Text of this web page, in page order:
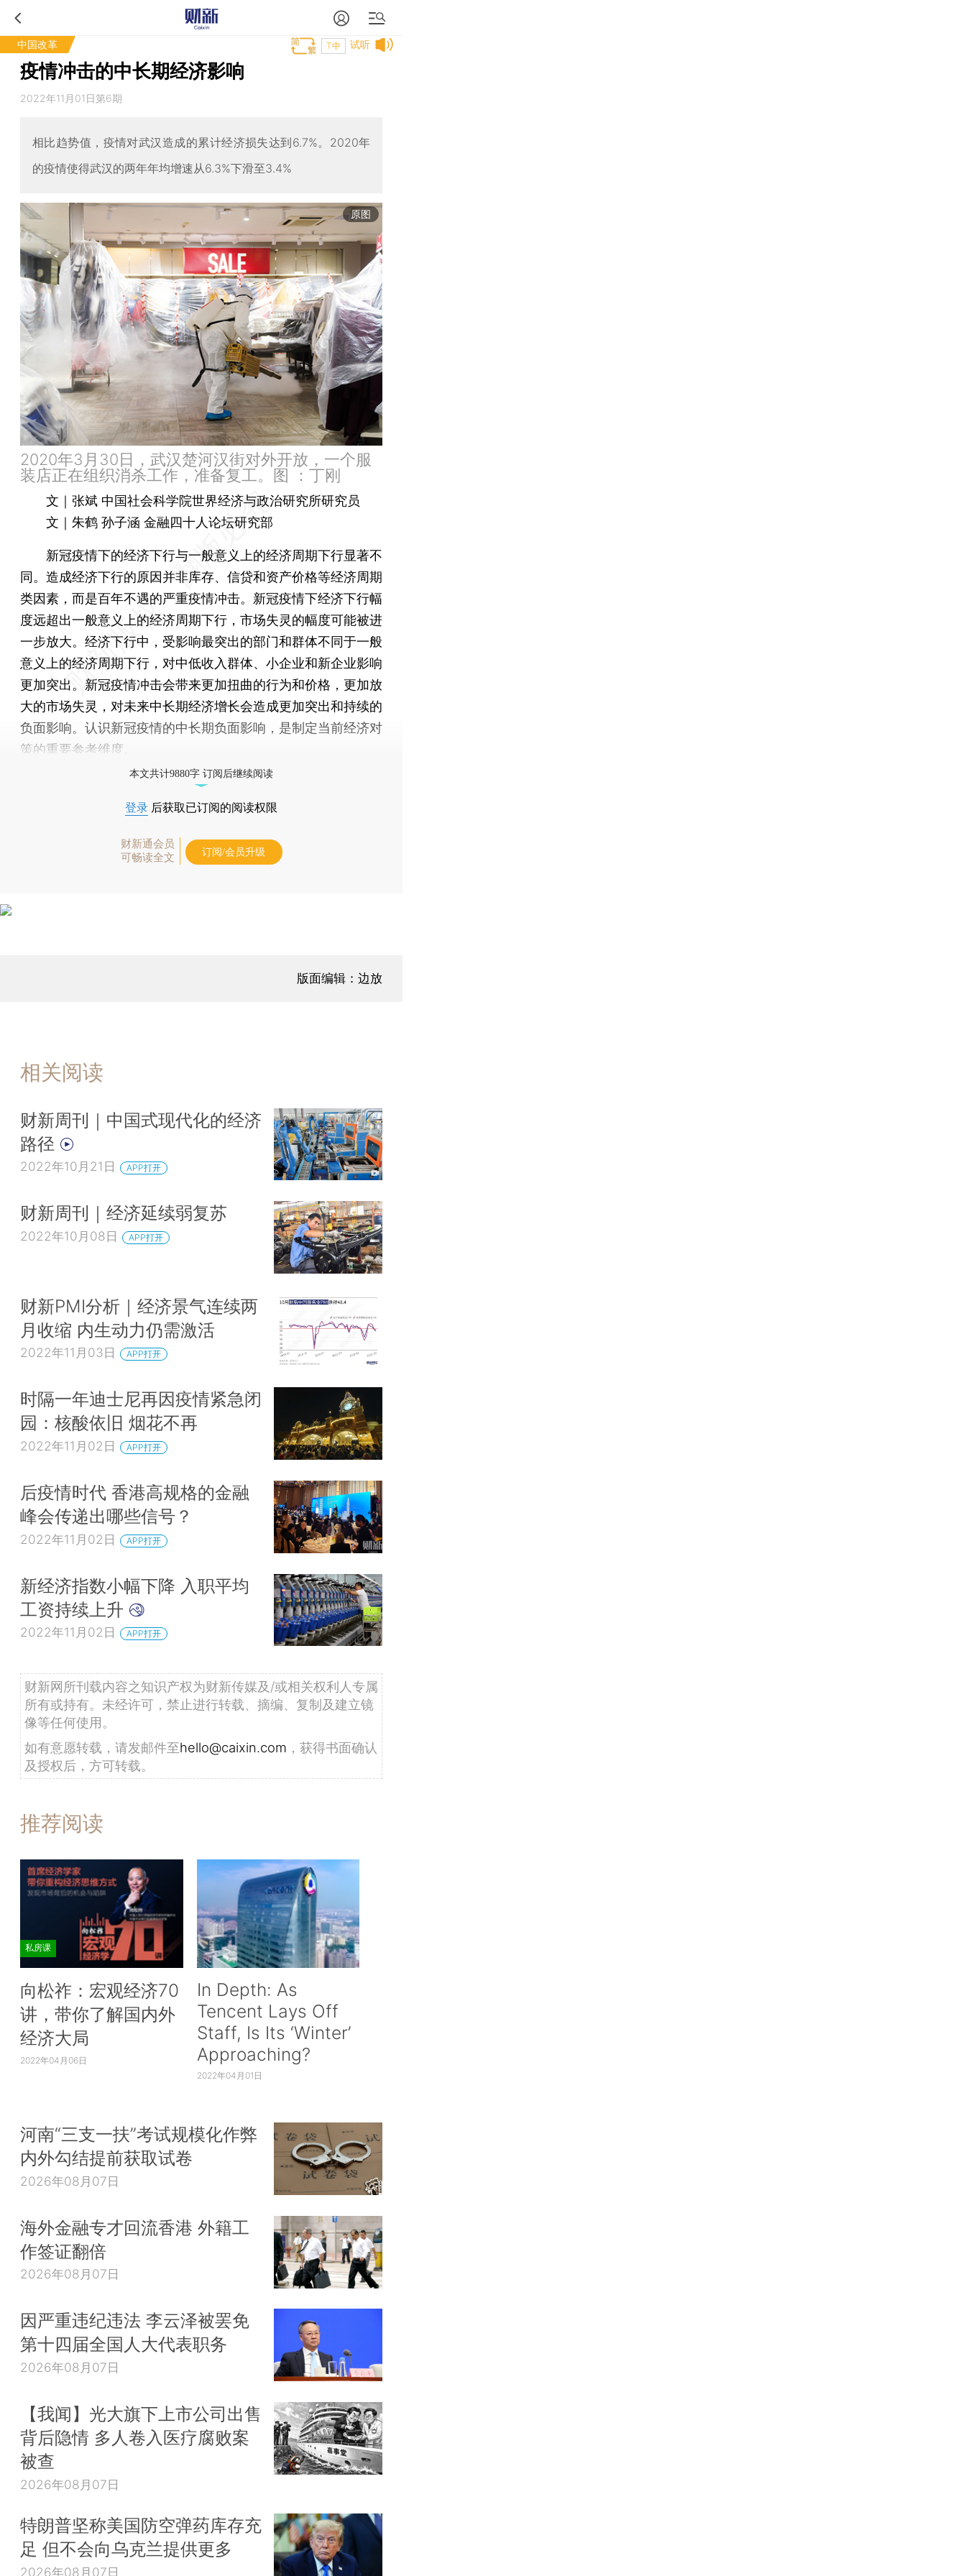
中国改革 试听
T中
疫情冲击的中长期经济影响
2022年11月01日第6期
相比趋势值，疫情对武汉造成的累计经济损失达到6.7%。2020年
的疫情使得武汉的两年年均增速从6.3%下滑至3.4%
原图
2020年3月30日，武汉楚河汉街对外开放，一个服
装店正在组织消杀工作，准备复工。图 ：丁刚
文｜张斌 中国社会科学院世界经济与政治研究所研究员
文｜朱鹤 孙子涵 金融四十人论坛研究部
新冠疫情下的经济下行与一般意义上的经济周期下行显著不
同。造成经济下行的原因并非库存、信贷和资产价格等经济周期
类因素，而是百年不遇的严重疫情冲击。新冠疫情下经济下行幅
度远超出一般意义上的经济周期下行，市场失灵的幅度可能被进
一步放大。经济下行中，受影响最突出的部门和群体不同于一般
意义上的经济周期下行，对中低收入群体、小企业和新企业影响
更加突出。新冠疫情冲击会带来更加扭曲的行为和价格，更加放
大的市场失灵，对未来中长期经济增长会造成更加突出和持续的
负面影响。认识新冠疫情的中长期负面影响，是制定当前经济对
策的重要参考维度。
本文共计9880字 订阅后继续阅读
登录 后获取已订阅的阅读权限
财新通会员
可畅读全文
订阅/会员升级
版面编辑：边放
相关阅读
财新周刊｜中国式现代化的经济
路径
2022年10月21日 APP打开
财新周刊｜经济延续弱复苏
2022年10月08日 APP打开
财新PMI分析｜经济景气连续两
月收缩 内生动力仍需激活
2022年11月03日 APP打开
时隔一年迪士尼再因疫情紧急闭
园：核酸依旧 烟花不再
2022年11月02日 APP打开
后疫情时代 香港高规格的金融
峰会传递出哪些信号？
2022年11月02日 APP打开
新经济指数小幅下降 入职平均
工资持续上升
2022年11月02日 APP打开
财新网所刊载内容之知识产权为财新传媒及/或相关权利人专属
所有或持有。未经许可，禁止进行转载、摘编、复制及建立镜
像等任何使用。
如有意愿转载，请发邮件至hello@caixin.com ，获得书面确认
及授权后，方可转载。
推荐阅读
私房课
向松祚：宏观经济70
讲，带你了解国内外
经济大局
2022年04月06日
In Depth: As
Tencent Lays Off
Staff, Is Its ‘Winter’
Approaching?
2022年04月01日
河南“三支一扶”考试规模化作弊
内外勾结提前获取试卷
2026年08月07日
海外金融专才回流香港 外籍工
作签证翻倍
2026年08月07日
因严重违纪违法 李云泽被罢免
第十四届全国人大代表职务
2026年08月07日
【我闻】光大旗下上市公司出售
背后隐情 多人卷入医疗腐败案
被查
2026年08月07日
特朗普坚称美国防空弹药库存充
足 但不会向乌克兰提供更多
2026年08月07日